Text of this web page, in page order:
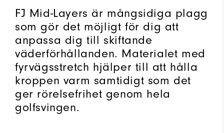
FJ Mid-Layers är mångsidiga plagg
som gör det möjligt för dig att
anpassa dig till skiftande
väderförhållanden. Materialet med
fyrvägsstretch hjälper till att hålla
kroppen varm samtidigt som det
ger rörelsefrihet genom hela
golfsvingen.